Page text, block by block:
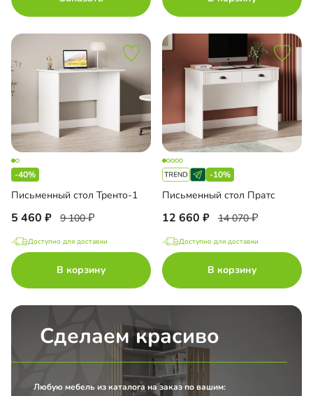
-40%
Письменный стол Тренто-1
5 460 9 100
Доступно для доставки
В корзину
-10%
Письменный стол Пратс
12 660 14 070
Доступно для доставки
В корзину
Сделаем красиво
Любую мебель из каталога на заказ по вашим: